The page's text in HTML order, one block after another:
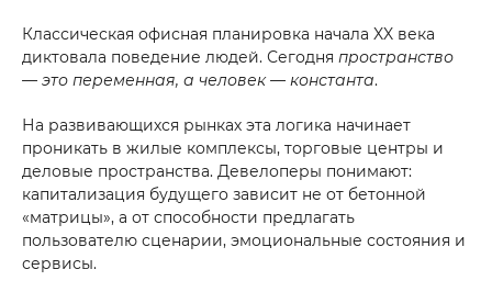
Классическая офисная планировка начала XX века
диктовала поведение людей. Сегодня пространство
— это переменная, а человек — константа.
На развивающихся рынках эта логика начинает
проникать в жилые комплексы, торговые центры и
деловые пространства. Девелоперы понимают:
капитализация будущего зависит не от бетонной
«матрицы», а от способности предлагать
пользователю сценарии, эмоциональные состояния и
сервисы.